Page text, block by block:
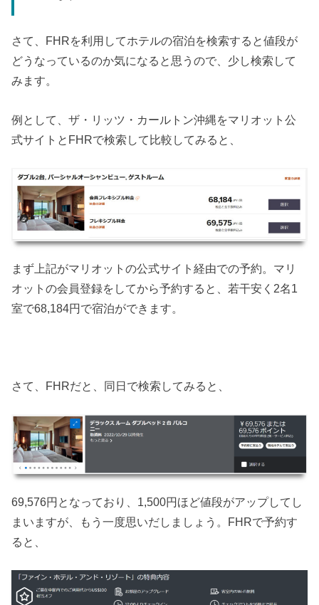
さて、FHRを利用してホテルの宿泊を検索すると値段が
どうなっているのか気になると思うので、少し検索して
みます。
例として、ザ・リッツ・カールトン沖縄をマリオット公
式サイトとFHRで検索して比較してみると、
まず上記がマリオットの公式サイト経由での予約。マリ
オットの会員登録をしてから予約すると、若干安く2名1
室で68,184円で宿泊ができます。
さて、FHRだと、同日で検索してみると、
69,576円となっており、1,500円ほど値段がアップしてし
まいますが、もう一度思いだしましょう。FHRで予約す
ると、